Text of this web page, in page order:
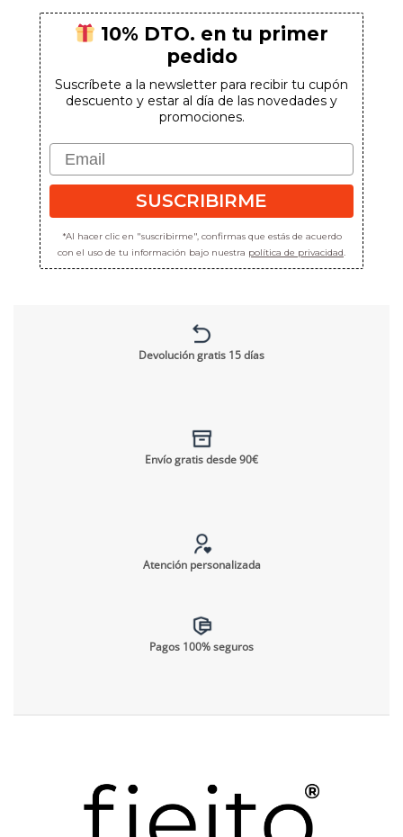
10% DTO. en tu primer
pedido
Suscríbete a la newsletter para recibir tu cupón
descuento y estar al día de las novedades y
promociones.
Email
SUSCRIBIRME
*Al hacer clic en "suscribirme", confirmas que estás de acuerdo
con el uso de tu información bajo nuestra política de privacidad
Devolución gratis 15 días
Envío gratis desde 90€
Atención personalizada
Pagos 100% seguros